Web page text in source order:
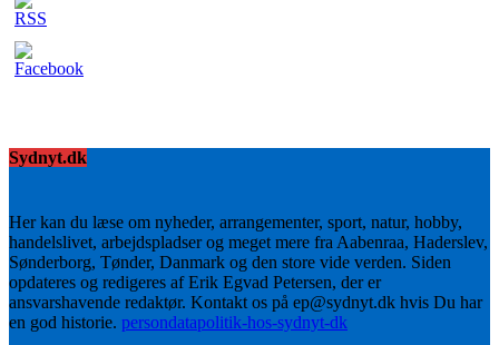
Sydnyt.dk
Her kan du læse om nyheder, arrangementer, sport, natur, hobby,
handelslivet, arbejdspladser og meget mere fra Aabenraa, Haderslev,
Sønderborg, Tønder, Danmark og den store vide verden. Siden
opdateres og redigeres af Erik Egvad Petersen, der er
ansvarshavende redaktør. Kontakt os på ep@sydnyt.dk hvis Du har
en god historie. persondatapolitik-hos-sydnyt-dk